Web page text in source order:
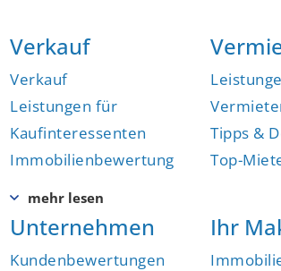
Verkauf
Verkauf
Leistungen für
Kaufinteressenten
Immobilienbewertung
Tipps &
Top-
Unternehmen
Kundenbewertungen
Ihr